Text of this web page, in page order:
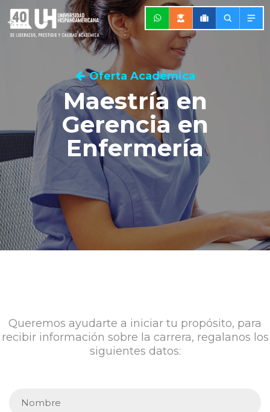
Oferta Académica
Maestría en
Gerencia en
Enfermería
Queremos ayudarte a iniciar tu propósito, para
recibir información sobre la carrera, regalanos los
siguientes datos: